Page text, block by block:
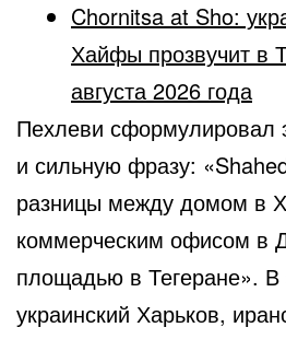
Chornitsa at Sho:
Хайфы прозвучит в
августа 2026 года
Пехлеви сформулировал
и сильную фразу:
разницы между домом в
коммерческим офисом в
площадью в Тегеране». В
украинский Харьков,